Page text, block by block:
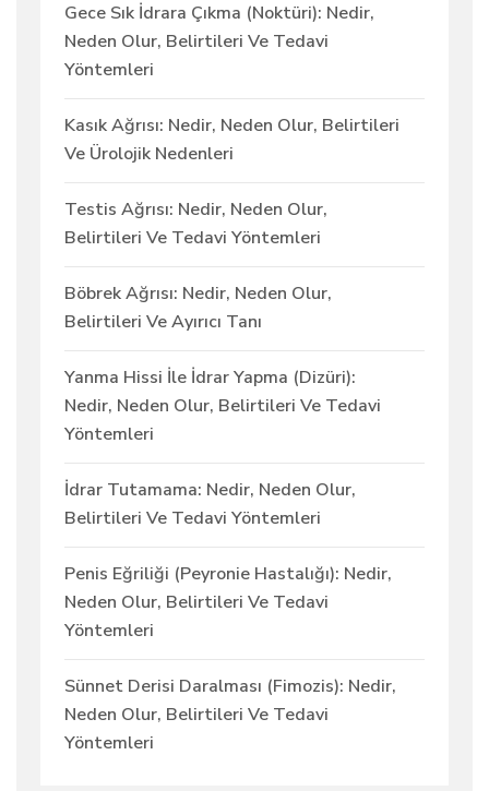
Gece Sık İdrara Çıkma (Noktüri): Nedir,
Neden Olur, Belirtileri Ve Tedavi
Yöntemleri
Kasık Ağrısı: Nedir, Neden Olur, Belirtileri
Ve Ürolojik Nedenleri
Testis Ağrısı: Nedir, Neden Olur,
Belirtileri Ve Tedavi Yöntemleri
Böbrek Ağrısı: Nedir, Neden Olur,
Belirtileri Ve Ayırıcı Tanı
Yanma Hissi İle İdrar Yapma (Dizüri):
Nedir, Neden Olur, Belirtileri Ve Tedavi
Yöntemleri
İdrar Tutamama: Nedir, Neden Olur,
Belirtileri Ve Tedavi Yöntemleri
Penis Eğriliği (Peyronie Hastalığı): Nedir,
Neden Olur, Belirtileri Ve Tedavi
Yöntemleri
Sünnet Derisi Daralması (Fimozis): Nedir,
Neden Olur, Belirtileri Ve Tedavi
Yöntemleri